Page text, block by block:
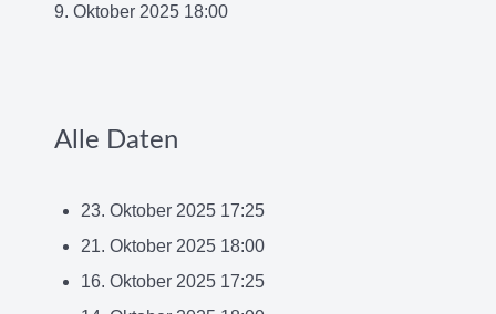
9. Oktober 2025 18:00
Alle Daten
23. Oktober 2025 17:25
21. Oktober 2025 18:00
16. Oktober 2025 17:25